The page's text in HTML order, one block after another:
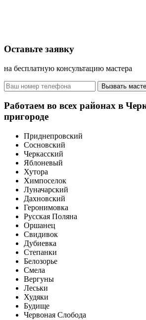
Оставьте заявку
на бесплатную консультацию мастера
Вызвать
Работаем во всех районах в
пригороде
Приднепровский
Сосновский
Черкасский
Яблоневый
Хутора
Химпоселок
Луначарский
Дахновский
Геронимовка
Русская Поляна
Оршанец
Свидивок
Дубиевка
Степанки
Белозорье
Смела
Вергуны
Леськи
Худяки
Будище
Червоная Слобода